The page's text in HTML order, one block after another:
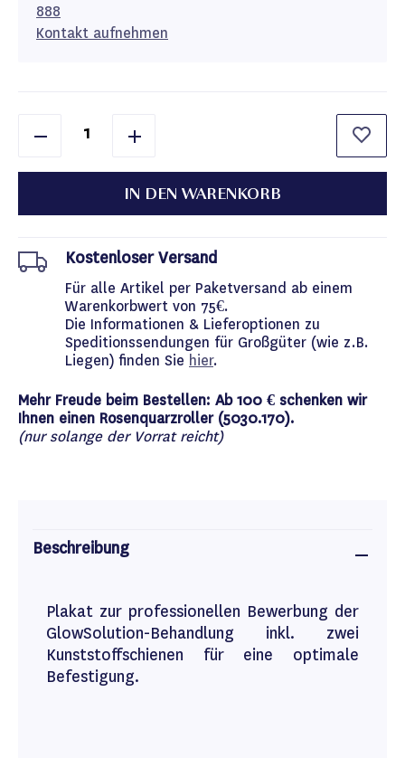
888
Kontakt aufnehmen
IN DEN WARENKORB
Kostenloser Versand
Für alle Artikel per Paketversand ab einem
Warenkorbwert von 75€.
Die Informationen & Lieferoptionen zu
Speditionssendungen für Großgüter (wie z.B.
Liegen) finden Sie hier.
Mehr Freude beim Bestellen: Ab 100 € schenken wir
Ihnen einen Rosenquarzroller (5030.170).
(nur solange der Vorrat reicht)
Beschreibung
Plakat zur professionellen Bewerbung der
GlowSolution-Behandlung inkl. zwei
Kunststoffschienen für eine optimale
Befestigung.